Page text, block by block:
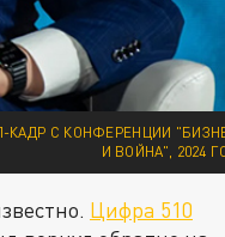
КАДР С КОНФЕРЕНЦИИ
И ВОЙНА", 2024
Цифра 510